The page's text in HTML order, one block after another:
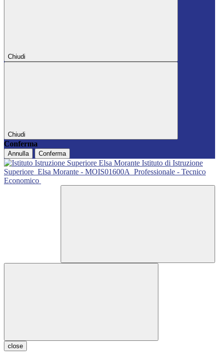
Chiudi
Chiudi
Conferma
Annulla Conferma
Istituto di Istruzione
Superiore Elsa Morante - MOIS01600A Professionale - Tecnico
Economico
close